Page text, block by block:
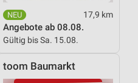
17,9 km
Angebote ab 08.08.
Gültig bis Sa. 15.08.
toom Baumarkt